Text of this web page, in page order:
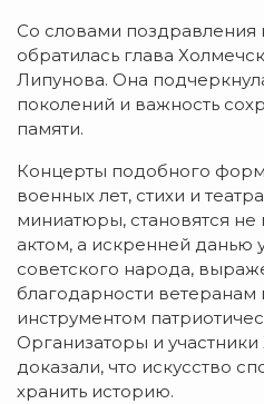
Со словами
обратилась глава
Липунова. Она
поколений и важность
памяти.
Концерты подобного
военных лет, стихи и
миниатюры, становятся
актом, а искренней данью
советского народа,
благодарности
инструментом
Организаторы и
доказали, что искусство
хранить историю.